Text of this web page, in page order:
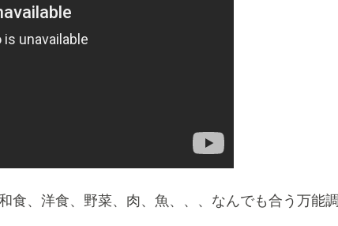
食、洋食、野菜、肉、魚、、、なんでも合う万能調